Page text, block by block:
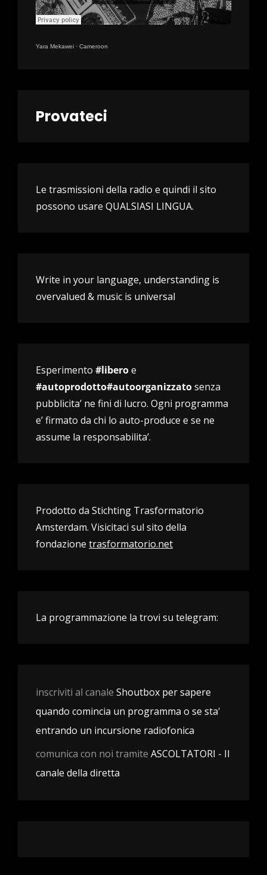
Yara Mekawei · Cameroon
Provateci
Le trasmissioni della radio e quindi il sito
possono usare QUALSIASI LINGUA.
Write in your language, understanding is
overvalued & music is universal
Esperimento #liberoe
#autoprodotto#autoorganizzatosenza
pubblicita’ ne fini di lucro. Ogni programma
e’ firmato da chi lo auto-produce e se ne
assume la responsabilita’.
Prodotto da Stichting Trasformatorio
Amsterdam. Visicitaci sul sito della
fondazione trasformatorio.net
La programmazione la trovi su telegram:
inscriviti al canale Shoutbox per sapere
quando comincia un programma o se sta'
entrando un incursione radiofonica
comunica con noi tramite ASCOLTATORI - Il
canale della diretta